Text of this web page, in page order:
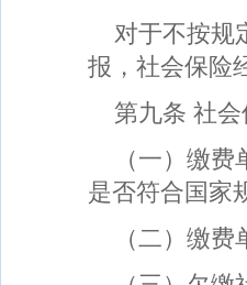
对于不按规
报，社会保险
第九条 社
（一）缴
是否符合国家
（二）缴